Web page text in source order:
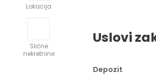
Lokacija
Slične
nekretnine
Uslovi
Depozit